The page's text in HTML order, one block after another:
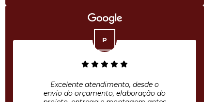
Excelente atendimento, desde o
envio do orçamento, elaboração do